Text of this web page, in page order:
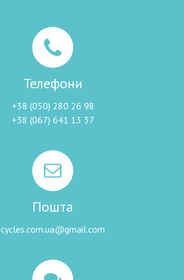
Телефони
+38 (050) 280 26 98
+38 (067) 641 13 37
Пошта
cycles.com.ua@gmail.com